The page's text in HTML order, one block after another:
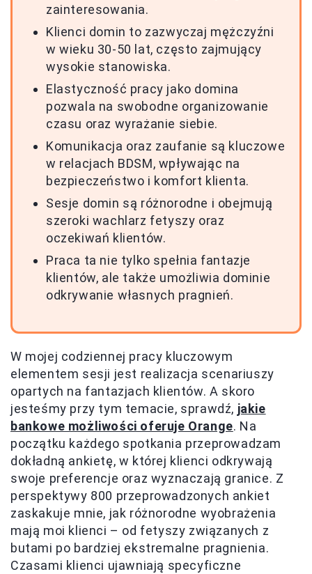
zainteresowania.
Klienci domin to zazwyczaj mężczyźni
w wieku 30-50 lat, często zajmujący
wysokie stanowiska.
Elastyczność pracy jako domina
pozwala na swobodne organizowanie
czasu oraz wyrażanie siebie.
Komunikacja oraz zaufanie są kluczowe
w relacjach BDSM, wpływając na
bezpieczeństwo i komfort klienta.
Sesje domin są różnorodne i obejmują
szeroki wachlarz fetyszy oraz
oczekiwań klientów.
Praca ta nie tylko spełnia fantazje
klientów, ale także umożliwia dominie
odkrywanie własnych pragnień.
W mojej codziennej pracy kluczowym
elementem sesji jest realizacja scenariuszy
opartych na fantazjach klientów. A skoro
jesteśmy przy tym temacie, sprawdź, jakie
bankowe możliwości oferuje Orange. Na
początku każdego spotkania przeprowadzam
dokładną ankietę, w której klienci odkrywają
swoje preferencje oraz wyznaczają granice. Z
perspektywy 800 przeprowadzonych ankiet
zaskakuje mnie, jak różnorodne wyobrażenia
mają moi klienci – od fetyszy związanych z
butami po bardziej ekstremalne pragnienia.
Czasami klienci ujawniają specyficzne